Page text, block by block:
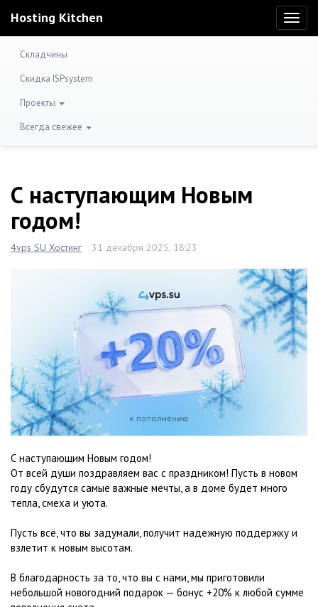
Hosting Kitchen
Складчины
Скидка ISPsystem
Проекты
Всегда свежее
С наступающим Новым
годом!
4vps SU Хостинг 31 декабря 2025, 18:23
С наступающим Новым годом!
От всей души поздравляем вас с праздником! Пусть в новом
году сбудутся самые важные мечты, а в доме будет много
тепла, смеха и уюта.
Пусть всё, что вы задумали, получит надежную поддержку и
взлетит к новым высотам.
В благодарность за то, что вы с нами, мы приготовили
небольшой новогодний подарок — бонус +20% к любой сумме